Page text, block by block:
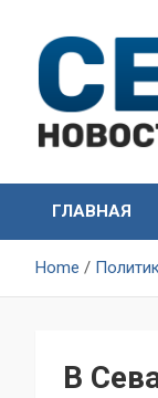
content
Севастополя
ГЛАВНАЯ
Home
В